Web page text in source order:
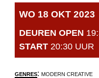
WO 18 OKT 2023
DEUREN OPEN
START 20:30 UUR
GENRES: MODERN CREATIVE